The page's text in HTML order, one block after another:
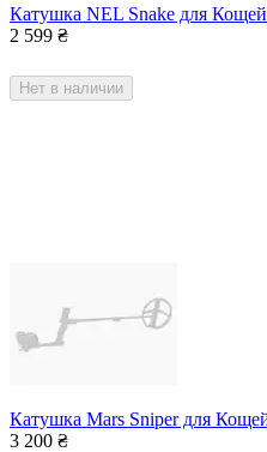
Катушка NEL Snake для
2 599 ₴
Нет в наличии
Катушка Mars Sniper для
3 200 ₴